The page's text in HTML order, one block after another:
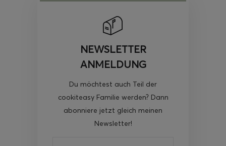
NEWSLETTER
ANMELDUNG
Du möchtest auch Teil der
cookiteasy Familie werden? Dann
abonniere jetzt gleich meinen
Newsletter!